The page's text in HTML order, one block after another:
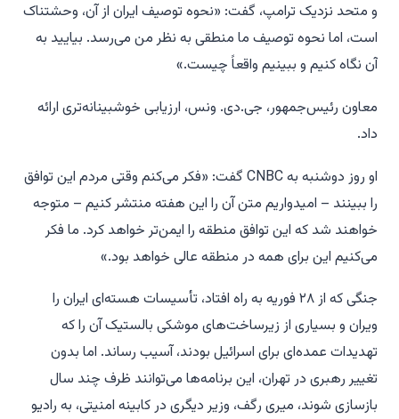
و متحد نزدیک ترامپ، گفت: «نحوه توصیف ایران از آن، وحشتناک
است، اما نحوه توصیف ما منطقی به نظر من می‌رسد. بیایید به
آن نگاه کنیم و ببینیم واقعاً چیست.»
معاون رئیس‌جمهور، جی.دی. ونس، ارزیابی خوشبینانه‌تری ارائه
داد.
او روز دوشنبه به CNBC گفت: «فکر می‌کنم وقتی مردم این توافق
را ببینند – امیدواریم متن آن را این هفته منتشر کنیم – متوجه
خواهند شد که این توافق منطقه را ایمن‌تر خواهد کرد. ما فکر
می‌کنیم این برای همه در منطقه عالی خواهد بود.»
جنگی که از ۲۸ فوریه به راه افتاد، تأسیسات هسته‌ای ایران را
ویران و بسیاری از زیرساخت‌های موشکی بالستیک آن را که
تهدیدات عمده‌ای برای اسرائیل بودند، آسیب رساند. اما بدون
تغییر رهبری در تهران، این برنامه‌ها می‌توانند ظرف چند سال
بازسازی شوند، میری رگف، وزیر دیگری در کابینه امنیتی، به رادیو